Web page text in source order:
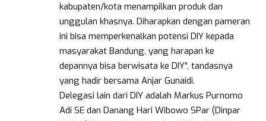
kabupaten/kota menampilkan produk dan
unggulan khasnya. Diharapkan dengan pameran
ini bisa memperkenalkan potensi DIY kepada
masyarakat Bandung, yang harapan ke
depannya bisa berwisata ke DIY”, tandasnya
yang hadir bersama Anjar Gunaidi.
Delegasi lain dari DIY adalah Markus Purnomo
Adi SE dan Danang Hari Wibowo SPar (Dinpar